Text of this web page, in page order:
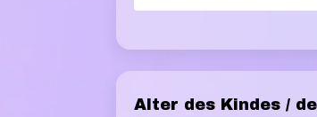
Alter des Kindes /